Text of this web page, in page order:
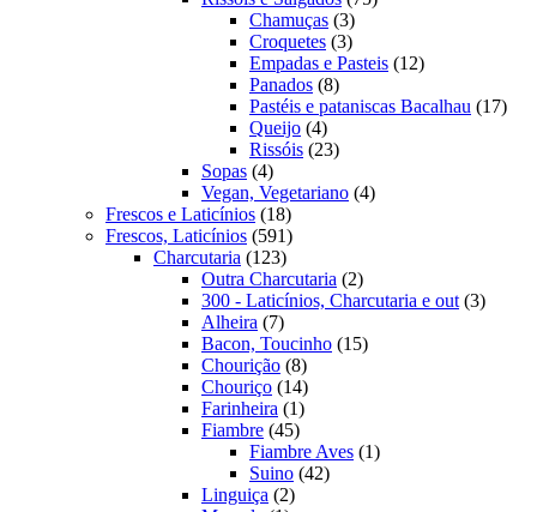
Chamuças 33
produtos
Croquetes 33
produtos
Empadas e Pasteis 1212
Panados 88
produtos
Pastéis e pataniscas Bacalhau 1717
Queijo 44
produtos
Rissóis 2323
Sopas 44
produtos
Vegan, Vegetariano 44
Frescos e Laticínios 1818
produtos
Frescos, Laticínios 591591
produtos
Charcutaria 123123
produtos
Outra Charcutaria 22
produtos
300 - Laticínios, Charcutaria e out 33
Alheira 77
produtos
Bacon, Toucinho 1515
Chourição 88
produtos
Chouriço 1414
produtos
Farinheira 11
produto
Fiambre 4545
produtos
Fiambre Aves 11
Suino 4242
Linguiça 22